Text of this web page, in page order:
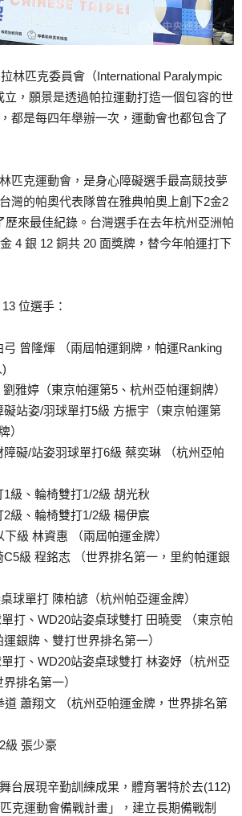
林匹克委員會（International Paralympic
立，願景是透過帕拉運動打造一個包容的世
都是每四年舉辦一次，運動會也都包含了
匹克運動會，是身心障礙選手最高競技夢
灣的帕奧代表隊曾在雅典帕奧上創下2金2
歷來最佳紀錄。台灣選手在去年杭州亞洲帕
4 銀 12 銅共 20 面獎牌，替今年帕運打下
位選手：
曾隆煇 （兩屆帕運銅牌，帕運Ranking
雅婷（東京帕運第5、杭州亞帕運銅牌）
礙站姿/羽球單打5級 方振宇（東京帕運第
）
礙/站姿羽球單打6級 蔡奕琳 （杭州亞帕
級、輪椅雙打1/2級 胡光秋
級、輪椅雙打1/2級 楊伊宸
級 林資惠 （兩屆帕運金牌）
級 程銘志 （世界排名第一，里約帕運銀
球單打 陳柏諺（杭州帕亞運金牌）
打、WD20站姿桌球雙打 田曉雯 （東京帕
銀牌、雙打世界排名第一）
打、WD20站姿桌球雙打 林姿妤（杭州亞
排名第一）
道 蕭翔文 （杭州亞帕運金牌，世界排名第
級 張少豪
台展現辛勤訓練成果，體育署特於去(112)
克運動會備戰計畫」，建立長期備戰制